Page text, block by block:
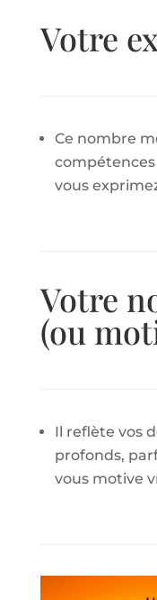
Votre
Ce nombre
vous
Votre
(ou
Il reflète vos
profonds,
vous motive